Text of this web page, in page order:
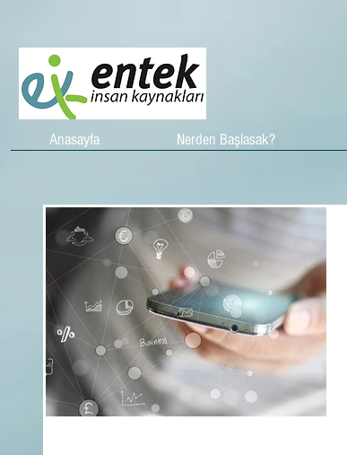
Anasayfa Nerden Başlasak?